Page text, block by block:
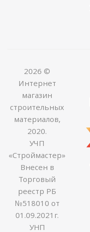
2026 ©
Интернет
магазин
строительных
материалов,
2020.
УЧП
«Строймастер»
Внесен в
Торговый
реестр РБ
№518010 от
01.09.2021г.
УНП